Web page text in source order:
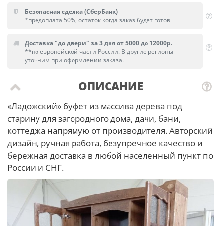
Безопасная сделка (СберБанк)
*предоплата 50%, остаток когда заказ будет готов
Доставка "до двери" за 3 дня от 5000 до 12000р.
**по европейской части России. В другие регионы
уточним при оформлении заказа.
ОПИСАНИЕ
«Ладожский» буфет из массива дерева под
старину для загородного дома, дачи, бани,
коттеджа напрямую от производителя. Авторский
дизайн, ручная работа, безупречное качество и
бережная доставка в любой населенный пункт по
России и СНГ.